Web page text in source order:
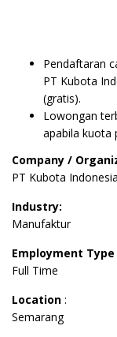
Pendaftaran
PT Kubota
(gratis).
Lowongan
apabila kuota
Company /
PT Kubota Indonesia
Industry:
Manufaktur
Employment Type
Full Time
Location :
Semarang